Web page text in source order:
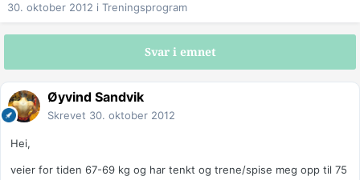
30. oktober 2012 i Treningsprogram
Svar i emnet
Øyvind Sandvik
Skrevet 30. oktober 2012
Hei,
veier for tiden 67-69 kg og har tenkt og trene/spise meg opp til 75